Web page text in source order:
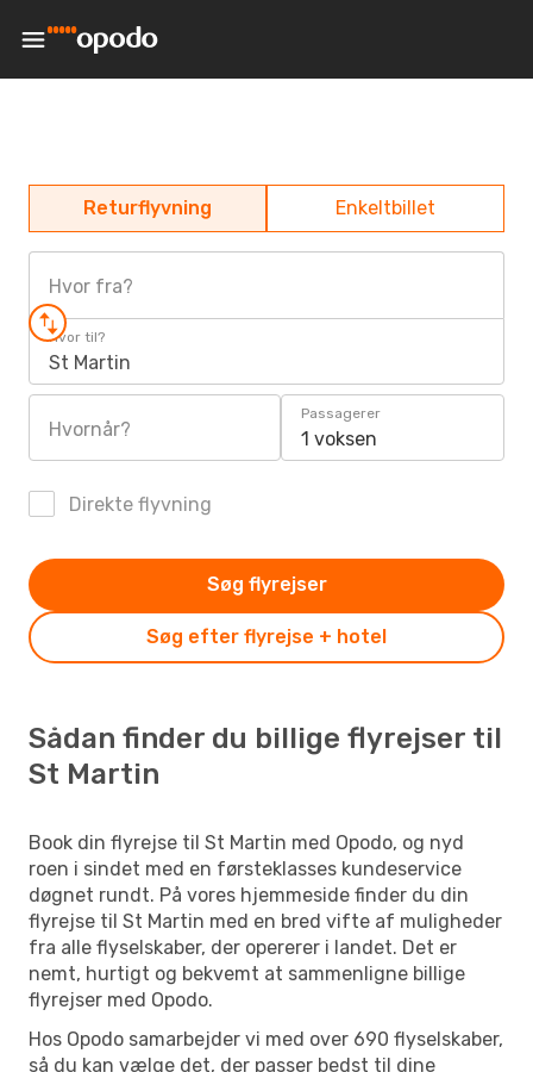
Returflyvning Enkeltbillet
Hvor fra?
Hvor til?
St Martin
Hvornår?
Passagerer
1 voksen
Direkte flyvning
Søg efter flyrejse + hotel
Søg flyrejser
Sådan finder du billige flyrejser til
St Martin
Book din flyrejse til St Martin med Opodo, og nyd
roen i sindet med en førsteklasses kundeservice
døgnet rundt. På vores hjemmeside finder du din
flyrejse til St Martin med en bred vifte af muligheder
fra alle flyselskaber, der opererer i landet. Det er
nemt, hurtigt og bekvemt at sammenligne billige
flyrejser med Opodo.
Hos Opodo samarbejder vi med over 690 flyselskaber,
så du kan vælge det, der passer bedst til dine